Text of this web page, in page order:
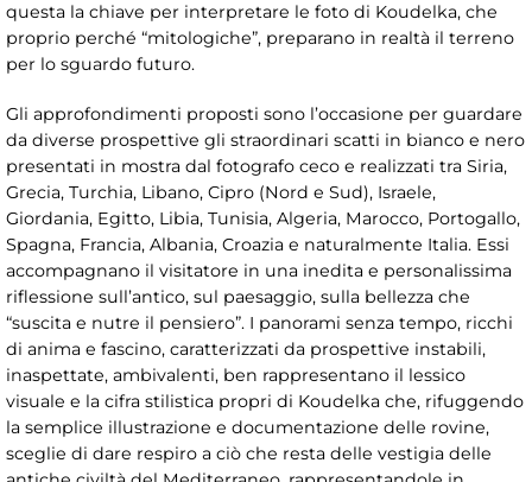
questa la chiave per interpretare le foto di Koudelka, che
proprio perché “mitologiche”, preparano in realtà il terreno
per lo sguardo futuro.
Gli approfondimenti proposti sono l’occasione per guardare
da diverse prospettive gli straordinari scatti in bianco e nero
presentati in mostra dal fotografo ceco e realizzati tra Siria,
Grecia, Turchia, Libano, Cipro (Nord e Sud), Israele,
Giordania, Egitto, Libia, Tunisia, Algeria, Marocco, Portogallo,
Spagna, Francia, Albania, Croazia e naturalmente Italia. Essi
accompagnano il visitatore in una inedita e personalissima
riflessione sull’antico, sul paesaggio, sulla bellezza che
“suscita e nutre il pensiero”. I panorami senza tempo, ricchi
di anima e fascino, caratterizzati da prospettive instabili,
inaspettate, ambivalenti, ben rappresentano il lessico
visuale e la cifra stilistica propri di Koudelka che, rifuggendo
la semplice illustrazione e documentazione delle rovine,
sceglie di dare respiro a ciò che resta delle vestigia delle